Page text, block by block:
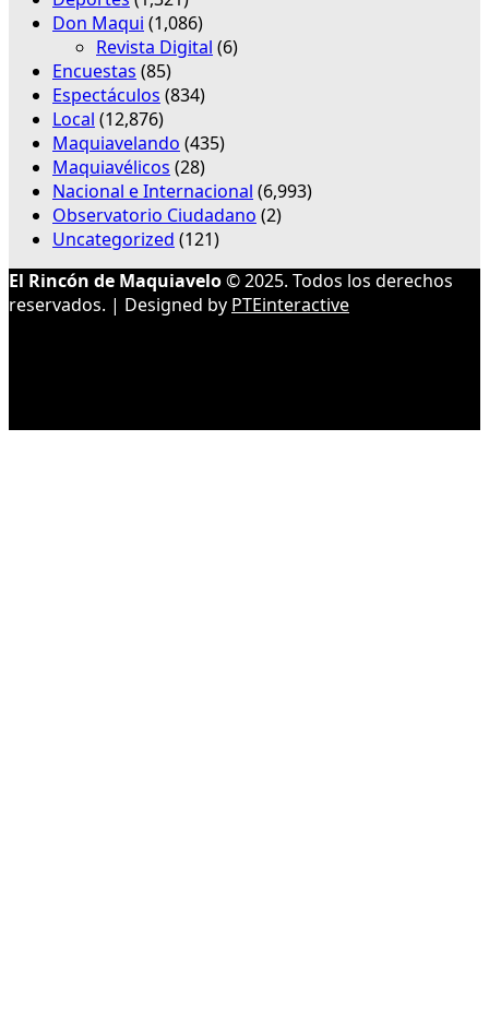
Don Maqui (1,086)
Revista Digital (6)
Encuestas (85)
Espectáculos (834)
Local (12,876)
Maquiavelando (435)
Maquiavélicos (28)
Nacional e Internacional (6,993)
Observatorio Ciudadano (2)
Uncategorized (121)
El Rincón de Maquiavelo© 2025. Todos los derechos
reservados. | Designed by PTEinteractive